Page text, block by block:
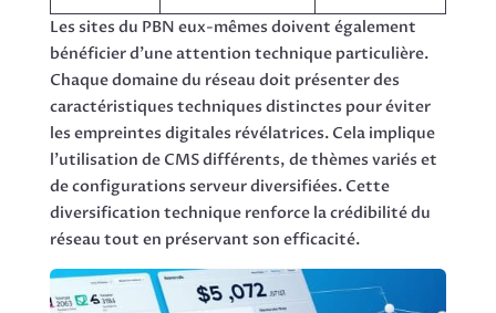
Les sites du PBN eux-mêmes doivent également
bénéficier d’une attention technique particulière.
Chaque domaine du réseau doit présenter des
caractéristiques techniques distinctes pour éviter
les empreintes digitales révélatrices. Cela implique
l’utilisation de CMS différents, de thèmes variés et
de configurations serveur diversifiées. Cette
diversification technique renforce la crédibilité du
réseau tout en préservant son efficacité.